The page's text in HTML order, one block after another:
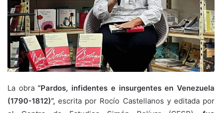
La obra“Pardos, infidentes e insurgentes en Venezuela
(1790-1812)”, escrita por Rocío Castellanos y editada por